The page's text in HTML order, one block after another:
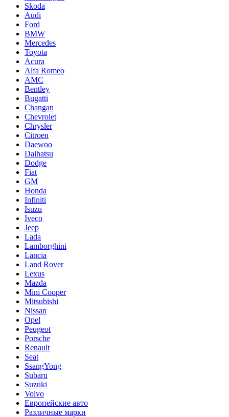
Skoda
Audi
Ford
BMW
Mercedes
Toyota
Acura
Alfa Romeo
AMC
Bentley
Bugatti
Changan
Chevrolet
Chrysler
Citroen
Daewoo
Daihatsu
Dodge
Fiat
GM
Honda
Infiniti
Isuzu
Iveco
Jeep
Lada
Lamborghini
Lancia
Land Rover
Lexus
Mazda
Mini Cooper
Mitsubishi
Nissan
Opel
Peugeot
Porsche
Renault
Seat
SsangYong
Subaru
Suzuki
Volvo
Европейские авто
Различные марки